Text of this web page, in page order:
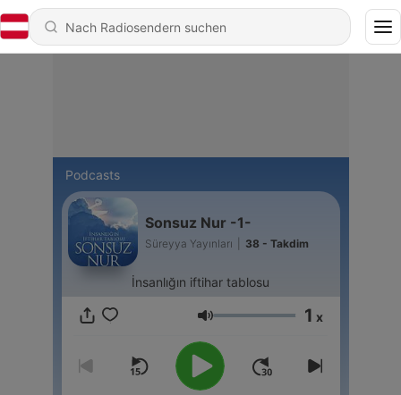
Podcasts
Sonsuz Nur -1-
Süreyya Yayınları 38 - Takdim
İnsanlığın iftihar tablosu
Lautstärke 1 x